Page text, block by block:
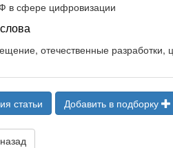
в сфере цифровизации
отечественные разработки,
статьи Добавить в подборку